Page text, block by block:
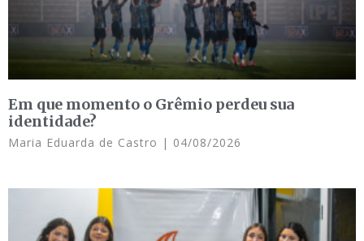
Em que momento o Grêmio perdeu sua
identidade?
Maria Eduarda de Castro 04/08/2026